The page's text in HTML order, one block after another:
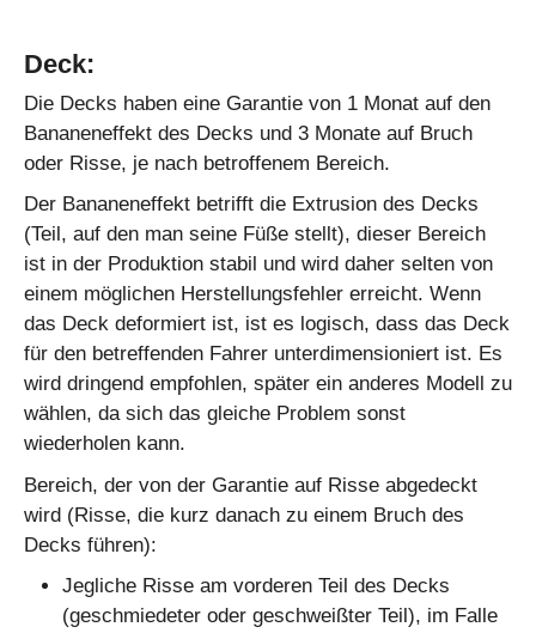
Deck:
Die Decks haben eine Garantie von 1 Monat auf den
Bananeneffekt des Decks und 3 Monate auf Bruch
oder Risse, je nach betroffenem Bereich.
Der Bananeneffekt betrifft die Extrusion des Decks
(Teil, auf den man seine Füße stellt), dieser Bereich
ist in der Produktion stabil und wird daher selten von
einem möglichen Herstellungsfehler erreicht. Wenn
das Deck deformiert ist, ist es logisch, dass das Deck
für den betreffenden Fahrer unterdimensioniert ist. Es
wird dringend empfohlen, später ein anderes Modell zu
wählen, da sich das gleiche Problem sonst
wiederholen kann.
Bereich, der von der Garantie auf Risse abgedeckt
wird (Risse, die kurz danach zu einem Bruch des
Decks führen):
Jegliche Risse am vorderen Teil des Decks
(geschmiedeter oder geschweißter Teil), im Falle